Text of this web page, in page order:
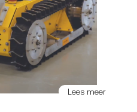
Lees meer